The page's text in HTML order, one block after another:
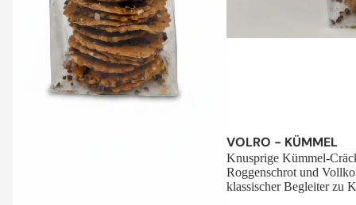
VOLRO - KÜMMEL
Knusprige Kümmel-
Roggenschrot und
klassischer Begleiter zu